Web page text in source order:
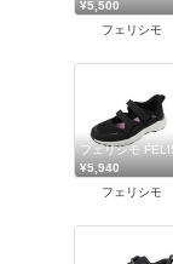
¥5,500
フェリシモ
フェリシモ
¥5,940
フェリシモ